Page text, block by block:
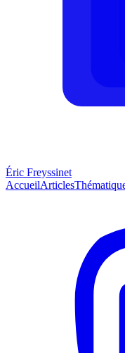
Éric Freyssinet
AccueilArticles